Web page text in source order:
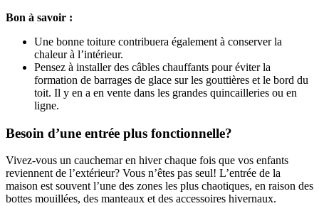
Bon à savoir :
Une bonne toiture contribuera également à conserver la
chaleur à l’intérieur.
Pensez à installer des câbles chauffants pour éviter la
formation de barrages de glace sur les gouttières et le bord du
toit. Il y en a en vente dans les grandes quincailleries ou en
ligne.
Besoin d’une entrée plus fonctionnelle?
Vivez-vous un cauchemar en hiver chaque fois que vos enfants
reviennent de l’extérieur? Vous n’êtes pas seul! L’entrée de la
maison est souvent l’une des zones les plus chaotiques, en raison des
bottes mouillées, des manteaux et des accessoires hivernaux.